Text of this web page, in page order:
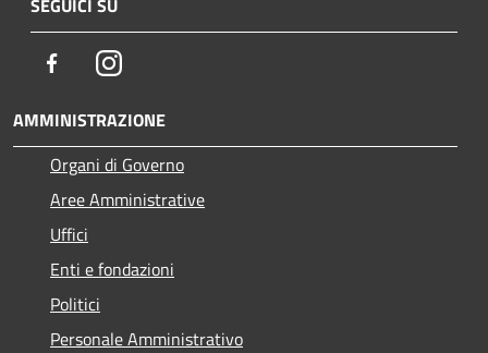
SEGUICI SU
FacebookInstagram
AMMINISTRAZIONE
Organi di Governo
Aree Amministrative
Uffici
Enti e fondazioni
Politici
Personale Amministrativo